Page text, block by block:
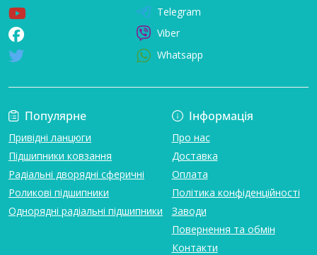
Популярне
Привідні ланцюги
Підшипники ковзання
Радіальні дворядні сферичні
Роликові підшипники
Однорядні радіальні підшипники
Інформація
Про нас
Доставка
Оплата
Політика конфіденційності
Заводи
Повернення та обмін
Контакти
Telegram
Viber
Whatsapp